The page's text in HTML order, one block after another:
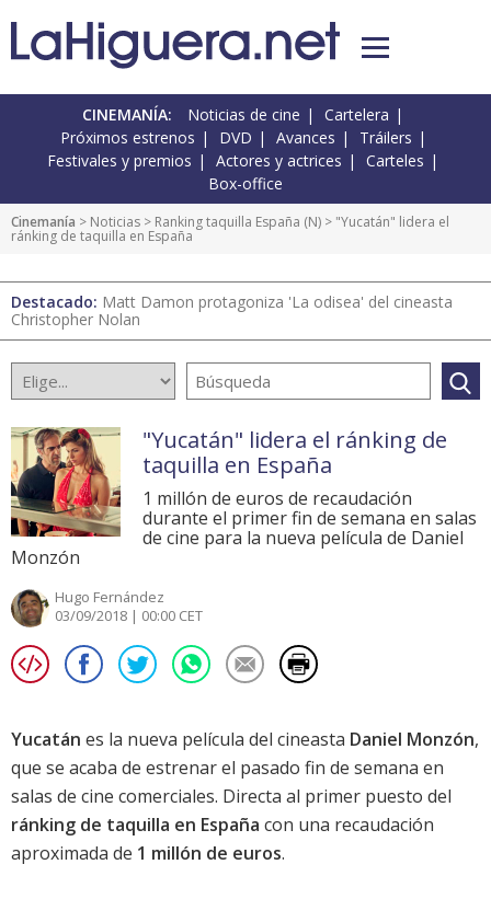
CINEMANÍA: Noticias de cine
Cartelera
Próximos estrenos
DVD Avances
Tráilers
Festivales y premios
Actores y actrices
Carteles
Box-office
Cinemanía > Noticias > Ranking taquilla España (N) > "Yucatán" lidera el
ránking de taquilla en España
Destacado: Matt Damon protagoniza 'La odisea' del cineasta
Christopher Nolan
"Yucatán" lidera el ránking de
taquilla en España
1 millón de euros de recaudación
durante el primer fin de semana en salas
de cine para la nueva película de Daniel
Monzón
Hugo Fernández
03/09/2018 | 00:00 CET
Yucatán es la nueva película del cineasta Daniel Monzón,
que se acaba de estrenar el pasado fin de semana en
salas de cine comerciales. Directa al primer puesto del
ránking de taquilla en España con una recaudación
aproximada de 1 millón de euros.